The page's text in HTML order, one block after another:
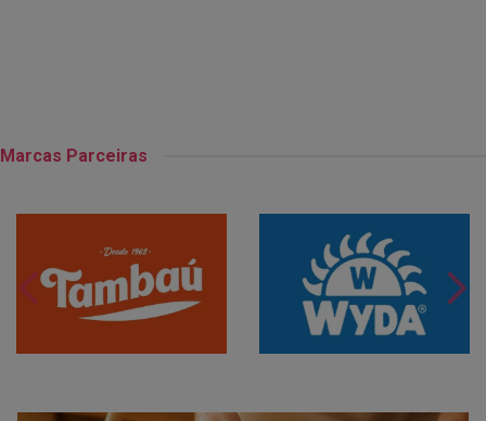
Marcas Parceiras